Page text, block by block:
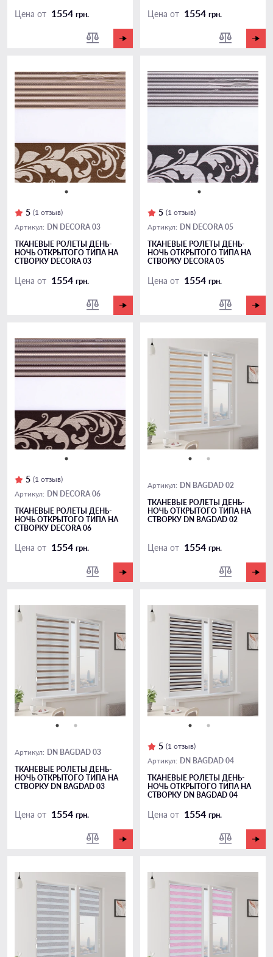
Цена от 1554 грн. Цена от 1554 грн.
5 (1 отзыв)
Артикул: DN DECORA 03
ТКАНЕВЫЕ РОЛЕТЫ ДЕНЬ-
НОЧЬ ОТКРЫТОГО ТИПА НА
СТВОРКУ DECORA 03
Цена от 1554 грн.
5 (1 отзыв)
Артикул: DN DECORA 05
ТКАНЕВЫЕ РОЛЕТЫ ДЕНЬ-
НОЧЬ ОТКРЫТОГО ТИПА НА
СТВОРКУ DECORA 05
Цена от 1554 грн.
5 (1 отзыв)
Артикул: DN DECORA 06
ТКАНЕВЫЕ РОЛЕТЫ ДЕНЬ-
НОЧЬ ОТКРЫТОГО ТИПА НА
СТВОРКУ DECORA 06
Цена от 1554 грн.
Артикул: DN BAGDAD 02
ТКАНЕВЫЕ РОЛЕТЫ ДЕНЬ-
НОЧЬ ОТКРЫТОГО ТИПА НА
СТВОРКУ DN BAGDAD 02
Цена от 1554 грн.
Артикул: DN BAGDAD 03
ТКАНЕВЫЕ РОЛЕТЫ ДЕНЬ-
НОЧЬ ОТКРЫТОГО ТИПА НА
СТВОРКУ DN BAGDAD 03
Цена от 1554 грн.
5 (1 отзыв)
Артикул: DN BAGDAD 04
ТКАНЕВЫЕ РОЛЕТЫ ДЕНЬ-
НОЧЬ ОТКРЫТОГО ТИПА НА
СТВОРКУ DN BAGDAD 04
Цена от 1554 грн.